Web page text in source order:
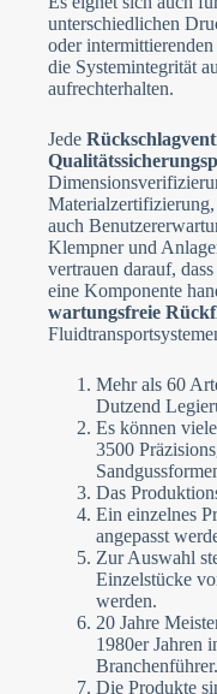
unterschiedlichen
oder
die Systemintegrität
aufrechterhalten.
Jede
auch
Klempner und
vertrauen darauf,
eine Komponente
wartungsfreie
Mehr als 60
Dutzend
Es können
3500
Das
Ein einzelnes
angepasst
Zur Auswahl
Einzelstücke
werden.
20 Jahre
1980er Jahren
Branchenführer.
Die Produkte